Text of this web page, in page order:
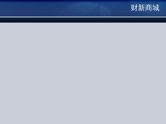
财新商城